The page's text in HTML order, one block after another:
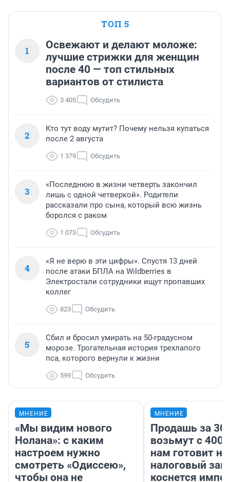
ТОП 5
1
Освежают и делают моложе:
лучшие стрижки для женщин
после 40 — топ стильных
вариантов от стилиста
3 405 Обсудить
2
Кто тут воду мутит? Почему нельзя купаться
после 2 августа
1 379 Обсудить
3
«Последнюю в жизни четверть закончил
лишь с одной четверкой». Родители
рассказали про сына, который всю жизнь
боролся с раком
1 073 Обсудить
4
«Я не верю в эти цифры». Спустя 13 дней
после атаки БПЛА на Wildberries в
Электростали сотрудники ищут пропавших
коллег
823 Обсудить
5
Сбил и бросил умирать на 50-градусном
морозе. Трогательная история трехлапого
пса, которого вернули к жизни
599 Обсудить
МНЕНИЕ
«Мы видим нового
Нолана»: с каким
настроем нужно
смотреть «Одиссею»,
чтобы она не
МНЕНИЕ
Продашь за
возьмут с
нам готовит
налоговый
коснется